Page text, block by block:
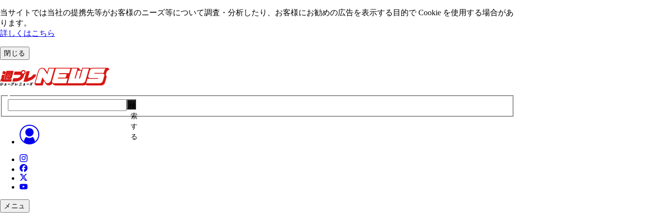
当サイトでは当社の提携先等がお客様のニーズ等について調査・分析したり、お客様にお勧めの広告を表⽰する⽬的で Cookie を使⽤する場合があ
ります。
詳しくはこちら
閉じる
索
す
る
メニュ